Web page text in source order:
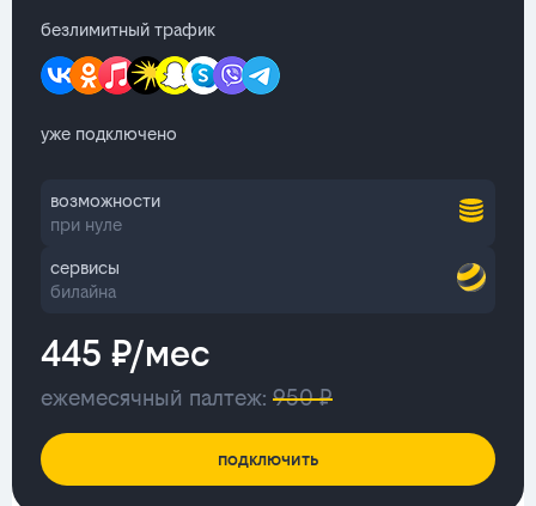
безлимитный трафик
уже подключено
возможности
при нуле
сервисы
билайна
445 ₽/мес
ежемесячный палтеж: 950 ₽
подключить